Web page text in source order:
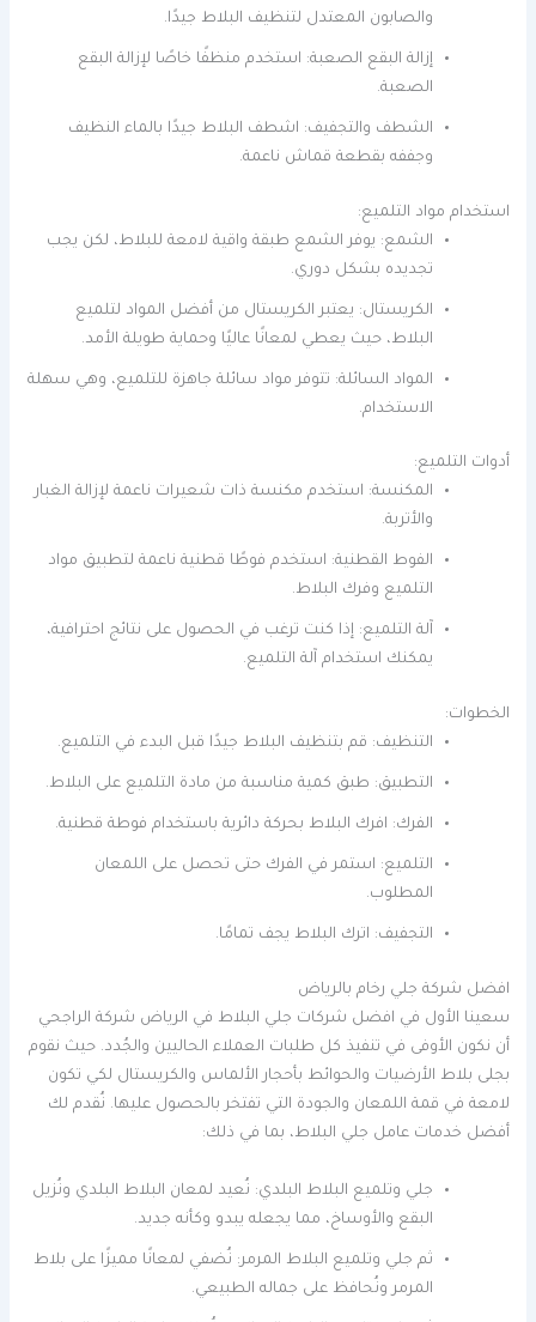
والصابون المعتدل لتنظيف البلاط جيدًا.
إزالة البقع الصعبة: استخدم منظفًا خاصًا لإزالة البقع
الصعبة.
الشطف والتجفيف: اشطف البلاط جيدًا بالماء النظيف
وجففه بقطعة قماش ناعمة.
استخدام مواد التلميع:
الشمع: يوفر الشمع طبقة واقية لامعة للبلاط، لكن يجب
تجديده بشكل دوري.
الكريستال: يعتبر الكريستال من أفضل المواد لتلميع
البلاط، حيث يعطي لمعانًا عاليًا وحماية طويلة الأمد.
المواد السائلة: تتوفر مواد سائلة جاهزة للتلميع، وهي سهلة
الاستخدام.
أدوات التلميع:
المكنسة: استخدم مكنسة ذات شعيرات ناعمة لإزالة الغبار
والأتربة.
الفوط القطنية: استخدم فوطًا قطنية ناعمة لتطبيق مواد
التلميع وفرك البلاط.
آلة التلميع: إذا كنت ترغب في الحصول على نتائج احترافية،
يمكنك استخدام آلة التلميع.
الخطوات:
التنظيف: قم بتنظيف البلاط جيدًا قبل البدء في التلميع.
التطبيق: طبق كمية مناسبة من مادة التلميع على البلاط.
الفرك: افرك البلاط بحركة دائرية باستخدام فوطة قطنية.
التلميع: استمر في الفرك حتى تحصل على اللمعان
المطلوب.
التجفيف: اترك البلاط يجف تمامًا.
افضل شركة جلي رخام بالرياض
سعينا الأول في افضل شركات جلي البلاط في الرياض شركة الراجحي
أن نكون الأوفى في تنفيذ كل طلبات العملاء الحاليين والجُدد. حيث نقوم
بجلى بلاط الأرضيات والحوائط بأحجار الألماس والكريستال لكي تكون
لامعة في قمة اللمعان والجودة التي تفتخر بالحصول عليها. نُقدم لك
أفضل خدمات عامل جلي البلاط، بما في ذلك:
جلي وتلميع البلاط البلدي: نُعيد لمعان البلاط البلدي ونُزيل
البقع والأوساخ، مما يجعله يبدو وكأنه جديد.
ثم جلي وتلميع البلاط المرمر: نُضفي لمعانًا مميزًا على بلاط
المرمر ونُحافظ على جماله الطبيعي.